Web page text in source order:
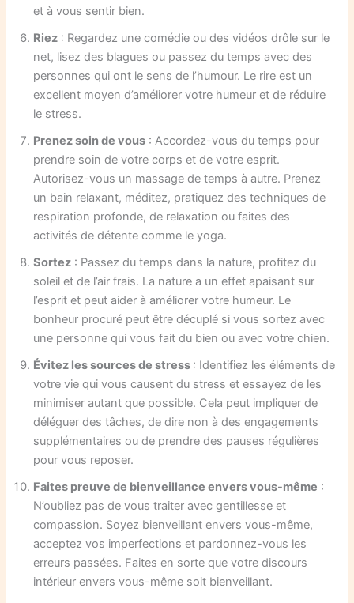
et à vous sentir bien.
Riez : Regardez une comédie ou des vidéos drôle sur le
net, lisez des blagues ou passez du temps avec des
personnes qui ont le sens de l’humour. Le rire est un
excellent moyen d’améliorer votre humeur et de réduire
le stress.
Prenez soin de vous : Accordez-vous du temps pour
prendre soin de votre corps et de votre esprit.
Autorisez-vous un massage de temps à autre. Prenez
un bain relaxant, méditez, pratiquez des techniques de
respiration profonde, de relaxation ou faites des
activités de détente comme le yoga.
Sortez : Passez du temps dans la nature, profitez du
soleil et de l’air frais. La nature a un effet apaisant sur
l’esprit et peut aider à améliorer votre humeur. Le
bonheur procuré peut être décuplé si vous sortez avec
une personne qui vous fait du bien ou avec votre chien.
Évitez les sources de stress : Identifiez les éléments de
votre vie qui vous causent du stress et essayez de les
minimiser autant que possible. Cela peut impliquer de
déléguer des tâches, de dire non à des engagements
supplémentaires ou de prendre des pauses régulières
pour vous reposer.
Faites preuve de bienveillance envers vous-même :
N’oubliez pas de vous traiter avec gentillesse et
compassion. Soyez bienveillant envers vous-même,
acceptez vos imperfections et pardonnez-vous les
erreurs passées. Faites en sorte que votre discours
intérieur envers vous-même soit bienveillant.